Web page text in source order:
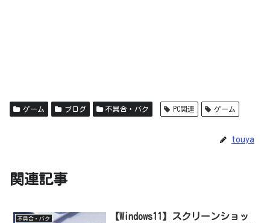
ゲーム ブログ 不具合・バク PC関連 ゲーム
touya
関連記事
不具合・バク
【Windows11】スクリーンショッ